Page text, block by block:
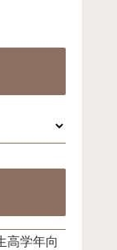
高学年向